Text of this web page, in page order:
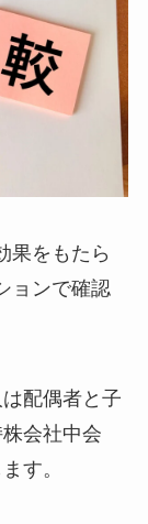
果をもたら
ョンで確認
配偶者と子
会社中会
す。